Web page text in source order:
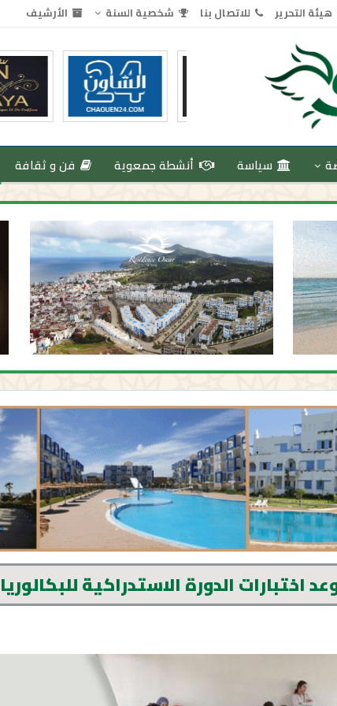
هيئة التحرير للاتصال بنا شخصية السنة الأرشيف
سياسة أنشطة جمعوية فن و ثقافة
اختبارات الدورة الاستدراكية للبكالوريا